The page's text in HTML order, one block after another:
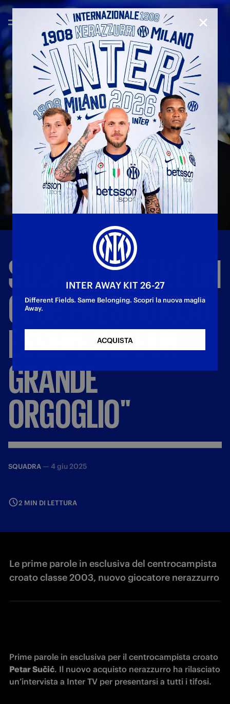
SUČIĆ:"L'INTER
UN
CLUBPRESTIGIOSO,
ESSEREQUIÈUN
GRANDE
ORGOGLIO"
SQUADRA — 4 giu 2025
2 MIN DI LETTURA
Le prime parole in esclusiva del centrocampista
croato classe 2003, nuovo giocatore nerazzurro
Petar Sučić. Il nuovo acquisto nerazzurro ha rilasciato
un’intervista a Inter TV per presentarsi a tutti i tifosi.
INTER AWAY KIT 26-27
Different Fields. Same Belonging. Scopri la nuova maglia
Away.
ACQUISTA